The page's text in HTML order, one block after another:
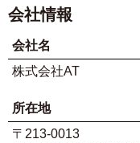
会社情報
会社名
株式会社AT
所在地
〒213-0013